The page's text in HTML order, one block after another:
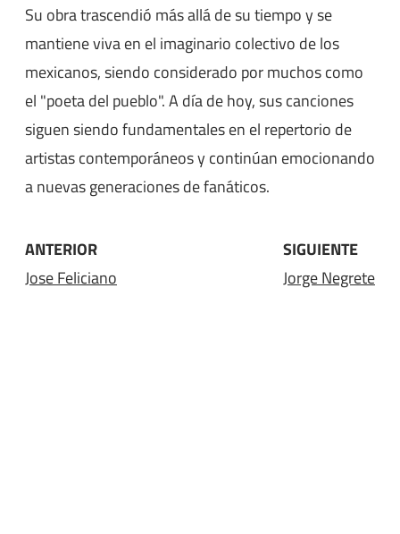
Su obra trascendió más allá de su tiempo y se
mantiene viva en el imaginario colectivo de los
mexicanos, siendo considerado por muchos como
el "poeta del pueblo". A día de hoy, sus canciones
siguen siendo fundamentales en el repertorio de
artistas contemporáneos y continúan emocionando
a nuevas generaciones de fanáticos.
ANTERIOR
Jose Feliciano
SIGUIENTE
Jorge Negrete